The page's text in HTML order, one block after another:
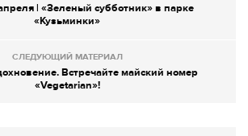
| «Зеленый субботник» в парке
«Кузьминки»
СЛЕДУЮЩИЙ МАТЕРИАЛ
Встречайте майский номер
«Vegetarian»!